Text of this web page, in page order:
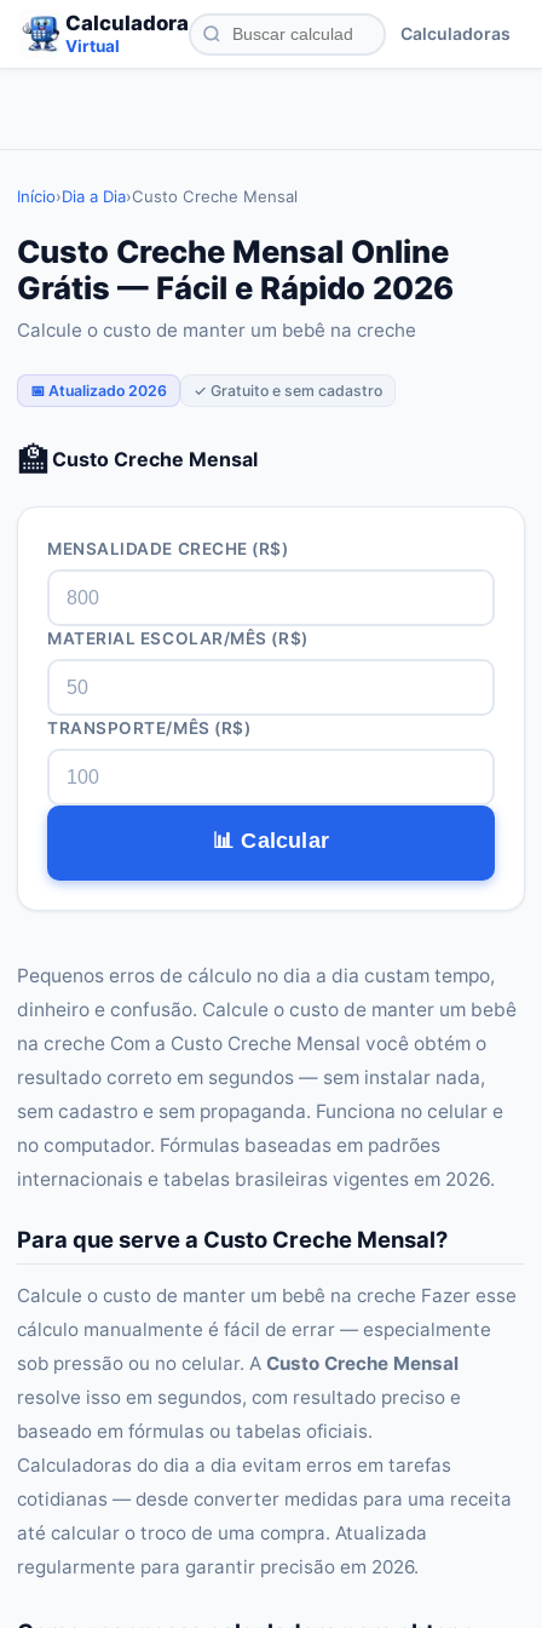
Calculadora
Virtual
Calculadoras
Início›Dia a Dia›Custo Creche Mensal
Custo Creche Mensal Online
Grátis — Fácil e Rápido 2026
Calcule o custo de manter um bebê na creche
📅 Atualizado 2026 ✓ Gratuito e sem cadastro
🏫Custo Creche Mensal
MENSALIDADE CRECHE (R$)
MATERIAL ESCOLAR/MÊS (R$)
TRANSPORTE/MÊS (R$)
📊 Calcular
Pequenos erros de cálculo no dia a dia custam tempo,
dinheiro e confusão. Calcule o custo de manter um bebê
na creche Com a Custo Creche Mensal você obtém o
resultado correto em segundos — sem instalar nada,
sem cadastro e sem propaganda. Funciona no celular e
no computador. Fórmulas baseadas em padrões
internacionais e tabelas brasileiras vigentes em 2026.
Para que serve a Custo Creche Mensal?
Calcule o custo de manter um bebê na creche Fazer esse
cálculo manualmente é fácil de errar — especialmente
sob pressão ou no celular. A Custo Creche Mensal
resolve isso em segundos, com resultado preciso e
baseado em fórmulas ou tabelas oficiais.
Calculadoras do dia a dia evitam erros em tarefas
cotidianas — desde converter medidas para uma receita
até calcular o troco de uma compra. Atualizada
regularmente para garantir precisão em 2026.